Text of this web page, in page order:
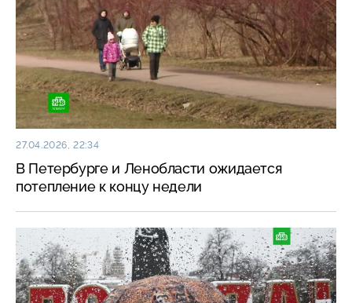
27.04.2026, 22:34
В Петербурге и Ленобласти ожидается
потепление к концу недели